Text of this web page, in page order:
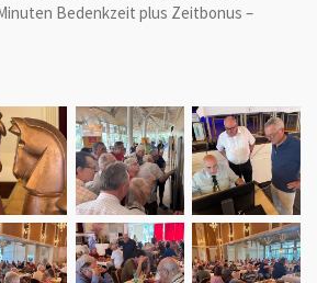
Bedenkzeit plus Zeitbonus –